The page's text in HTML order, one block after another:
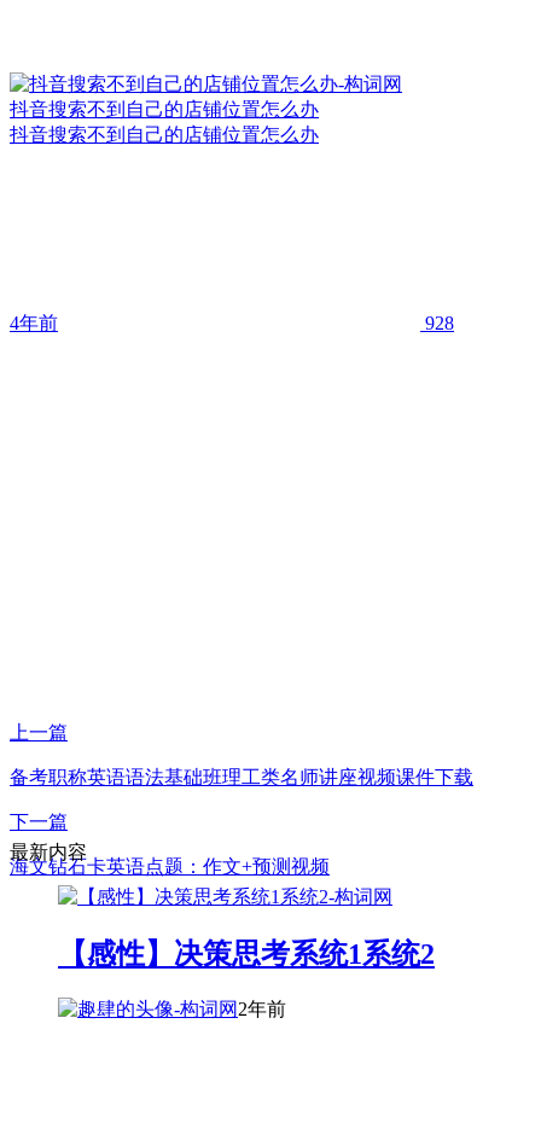
抖音搜索不到自己的店铺位置怎么办
抖音搜索不到自己的店铺位置怎么办
4年前 928
上一篇
备考职称英语语法基础班理工类名师讲座视频课件下载
下一篇
海文钻石卡英语点题：作文+预测视频
最新内容
【感性】决策思考系统1系统2
2年前